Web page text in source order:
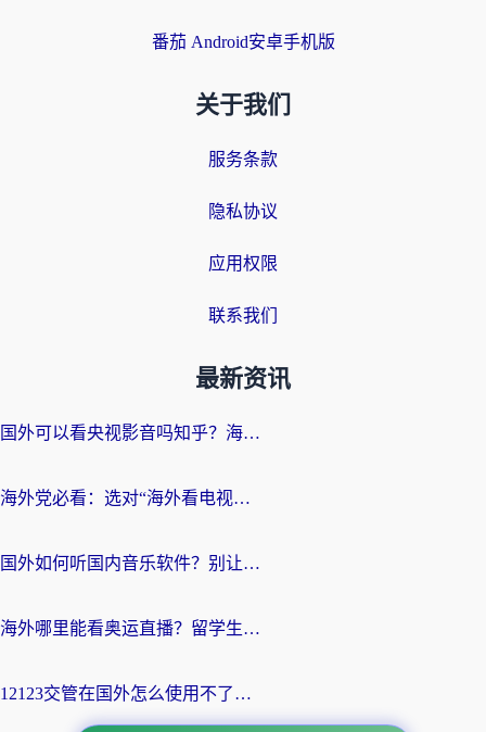
番茄 Android安卓手机版
关于我们
服务条款
隐私协议
应用权限
联系我们
最新资讯
国外可以看央视影音吗知乎？海外党亲测有效的回国加速方案
海外党必看：选对“海外看电视剧软件”，再也不用愁国内剧刷不了
国外如何听国内音乐软件？别让地域限制，断了你的中文歌单
海外哪里能看奥运直播？留学生&海外华人必看的体育赛事观赛终极指南
12123交管在国外怎么使用不了？海外华人必看的无缝访问国内资源指南